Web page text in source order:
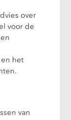
over
voor de
het
van